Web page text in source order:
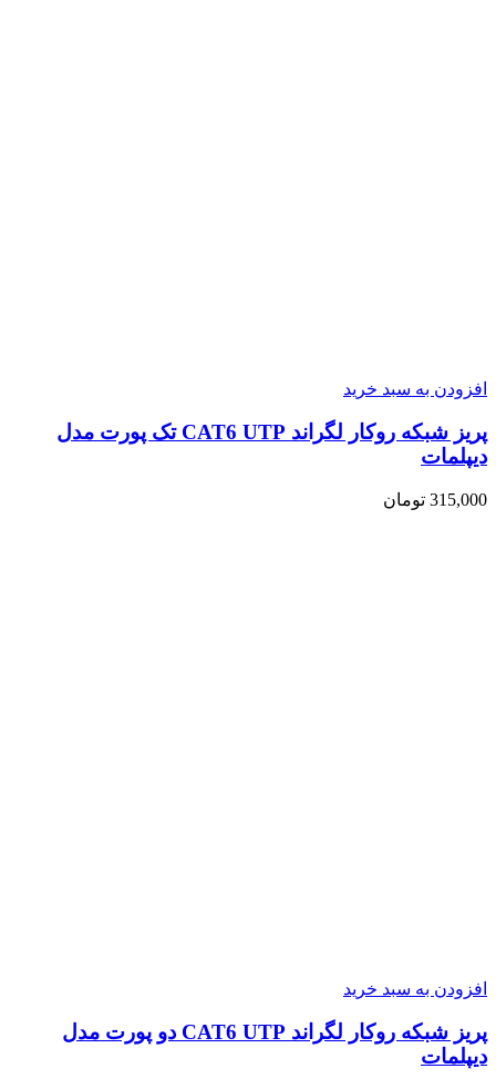
افزودن به سبد خرید
پریز شبکه روکار لگراند CAT6 UTP تک پورت مدل
دیپلمات
315,000 تومان
افزودن به سبد خرید
پریز شبکه روکار لگراند CAT6 UTP دو پورت مدل
دیپلمات